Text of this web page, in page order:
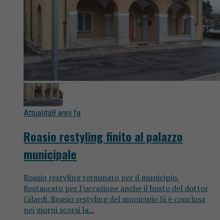
Attualità8 anni fa
Roasio restyling finito al palazzo
municipale
Roasio restyling terminato per il municipio.
Restaurato per l’occasione anche il busto del dottor
Gilardi. Roasio restyling del municipio Si è conclusa
nei giorni scorsi la...